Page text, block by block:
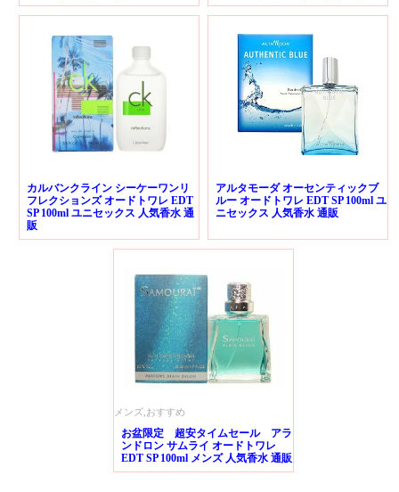
カルバンクライン シーケーワンリ
フレクションズ オードトワレ EDT
SP 100ml ユニセックス 人気香水 通
販
アルタモーダ オーセンティックブ
ルー オードトワレ EDT SP 100ml ユ
ニセックス 人気香水 通販
メンズ,おすすめ
お盆限定 超安タイムセール アラ
ンドロン サムライ オードトワレ
EDT SP 100ml メンズ 人気香水 通販